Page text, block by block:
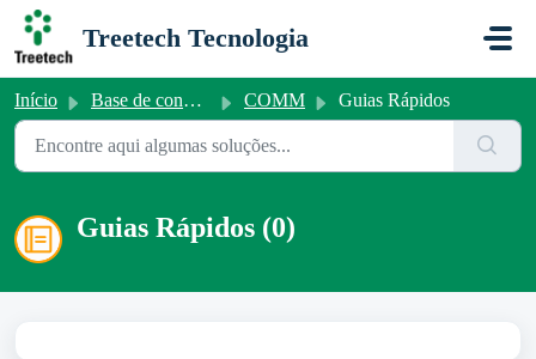
Ir para o conteúdo principal
Treetech Tecnologia
Início Base de conhecimento COMM Guias Rápidos
Guias Rápidos (0)